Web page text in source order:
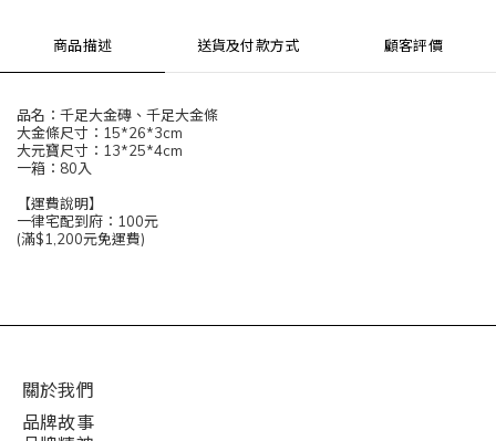
商品描述 送貨及付款方式 顧客評價
品名：千足大金磚、千足大金條
大金條尺寸：15*26*3cm
大元寶尺寸：13*25*4cm
一箱：80入
【運費說明】
一律宅配到府：100元
(滿$1,200元免運費)
關於我們
品牌故事